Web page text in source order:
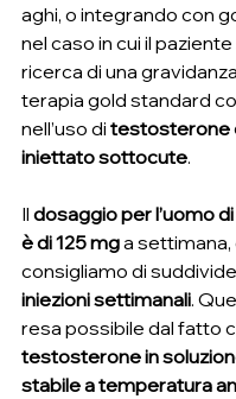
aghi, o integrando con
nel caso in cui il paziente
ricerca di una
terapia gold standard
nell’uso di testosterone
iniettato sottocute.
Il dosaggio per l’uomo
è di 125 mg a settimana,
consigliamo di
iniezioni settimanali.
resa possibile dal fatto
testosterone in
stabile a temperatura